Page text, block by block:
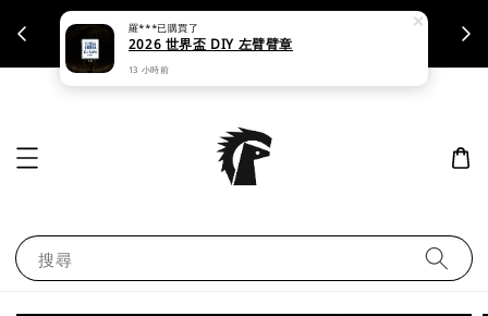
支援刷卡｜皆開立統一發票
搜尋
羅***已購買了
2026 世界盃 DIY 左臂臂章
13 小時前